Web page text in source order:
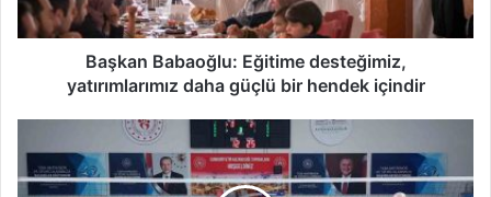
bir
hendek
Başkan Babaoğlu: Eğitime desteğimiz,
yatırımlarımız daha güçlü bir hendek içindir
çeyrek
finale